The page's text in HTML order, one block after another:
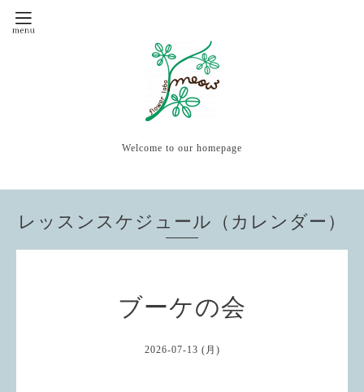
Welcome to our homepage
レッスンスケジュール（カレンダー）
ブーケの会
2026-07-13 (月)